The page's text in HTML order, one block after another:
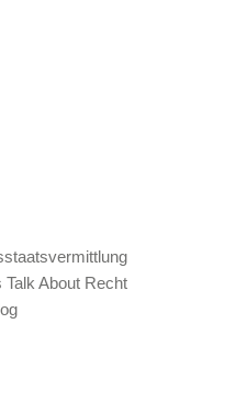
About Recht